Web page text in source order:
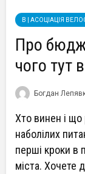
B | АСОЦІАЦІЯ
Про
чого тут
Богдан
Хто винен і
наболілих
перші кроки в
міста. Хочете